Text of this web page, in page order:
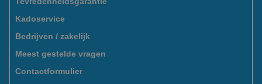
Kadoservice
Bedrijven / zakelijk
Meest gestelde vragen
Contactformulier